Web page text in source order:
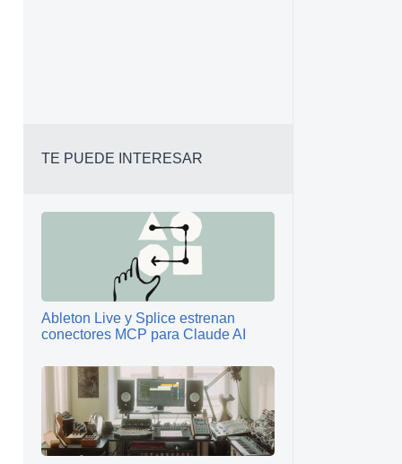
TE PUEDE INTERESAR
Ableton Live y Splice estrenan
conectores MCP para Claude AI